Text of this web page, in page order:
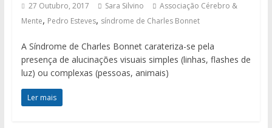
27 Outubro, 2017 Sara Silvino
Associação Cérebro &
Mente, Pedro Esteves, síndrome de Charles Bonnet
A Síndrome de Charles Bonnet carateriza-se pela
presença de alucinações visuais simples (linhas, flashes de
luz) ou complexas (pessoas, animais)
Ler mais